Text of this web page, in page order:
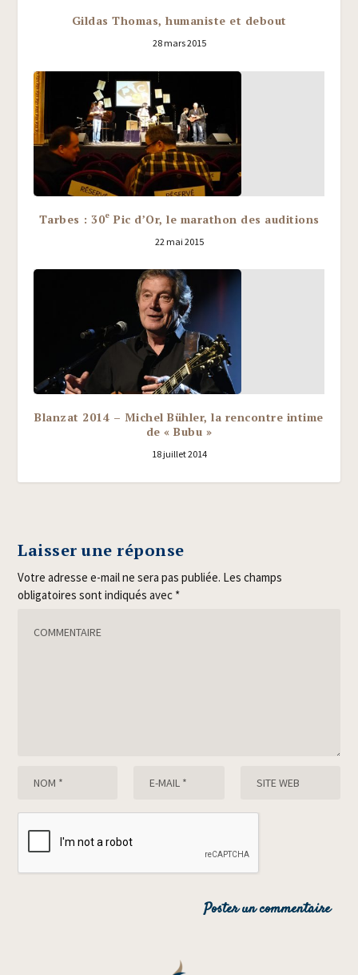
Gildas Thomas, humaniste et debout
28 mars 2015
Tarbes : 30e Pic d’Or, le marathon des auditions
22 mai 2015
Blanzat 2014 – Michel Bühler, la rencontre intime
de « Bubu »
18 juillet 2014
Laisser une réponse
Votre adresse e-mail ne sera pas publiée. Les champs
obligatoires sont indiqués avec *